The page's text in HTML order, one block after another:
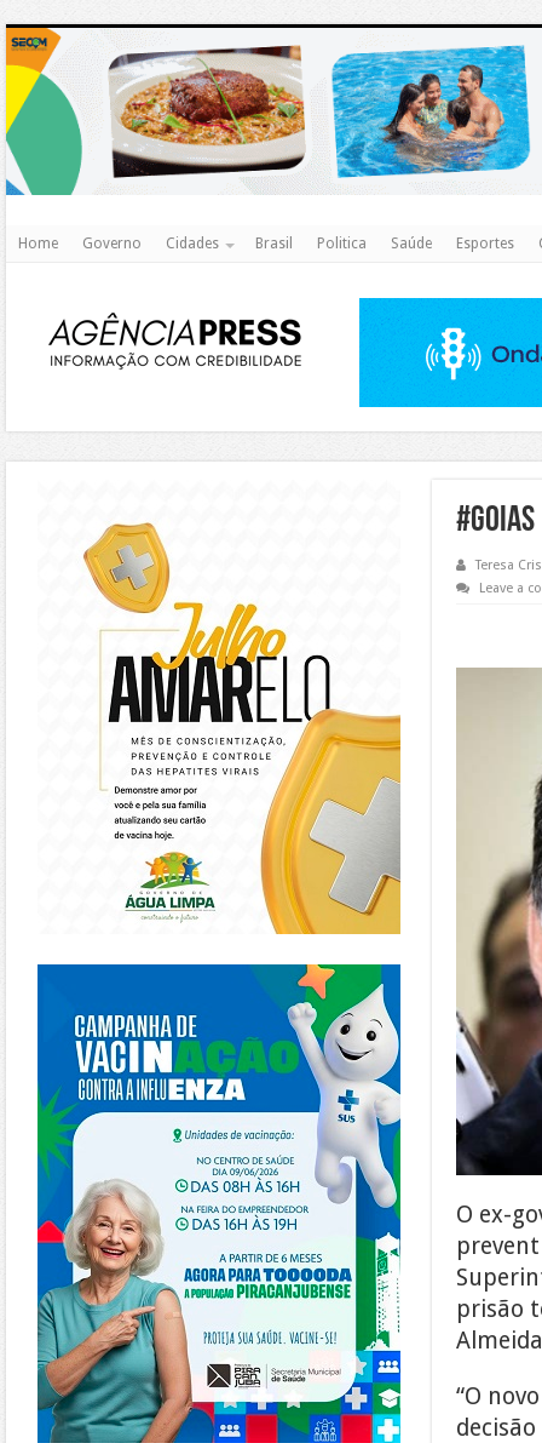
Home Governo Cidades Brasil Politica Saúde Esportes
#Goias
Teresa
Leave a
O ex-
prisão
“O
https://piracanjuba.go.gov.br/